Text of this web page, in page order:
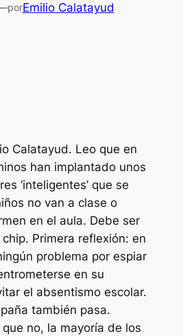
porEmilio Calatayud
Calatayud. Leo que en
han implantado unos
‘inteligentes’ que se
no van a clase o
en el aula. Debe ser
Primera reflexión: en
problema por espiar
en su
el absentismo escolar.
también pasa.
no, la mayoría de los